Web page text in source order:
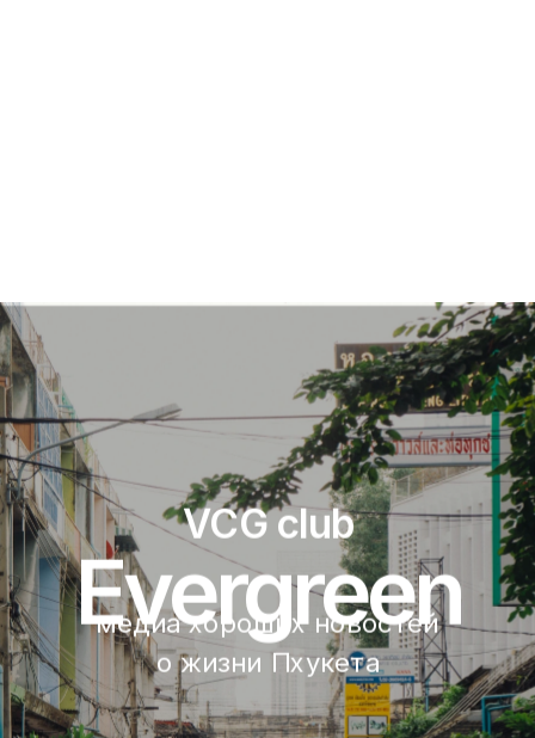
VCG club
Evergreen
медиа хороших новостей
о жизни Пхукета